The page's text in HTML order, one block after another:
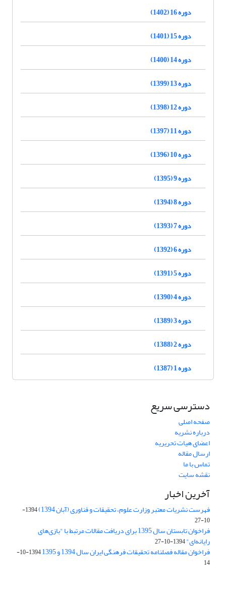
دوره 16 (1402)
دوره 15 (1401)
دوره 14 (1400)
دوره 13 (1399)
دوره 12 (1398)
دوره 11 (1397)
دوره 10 (1396)
دوره 9 (1395)
دوره 8 (1394)
دوره 7 (1393)
دوره 6 (1392)
دوره 5 (1391)
دوره 4 (1390)
دوره 3 (1389)
دوره 2 (1388)
دوره 1 (1387)
دسترسی سریع
صفحه اصلی
درباره نشریه
اعضای هیات تحریریه
ارسال مقاله
تماس با ما
نقشه سایت
آخرین اخبار
فهرست نشریات معتبر وزارت علوم، تحقیقات و فناوری (آبان 1394)
1394-
10-27
فراخوان تابستان سال 1395 برای دریافت مقالات مرتبط با "بازی‌های
رایانه‌ای"1394-10-27
فراخوان مقاله فصلنامه تحقیقات فرهنگی ایران سال 1394 و 1395
1394-10-
14